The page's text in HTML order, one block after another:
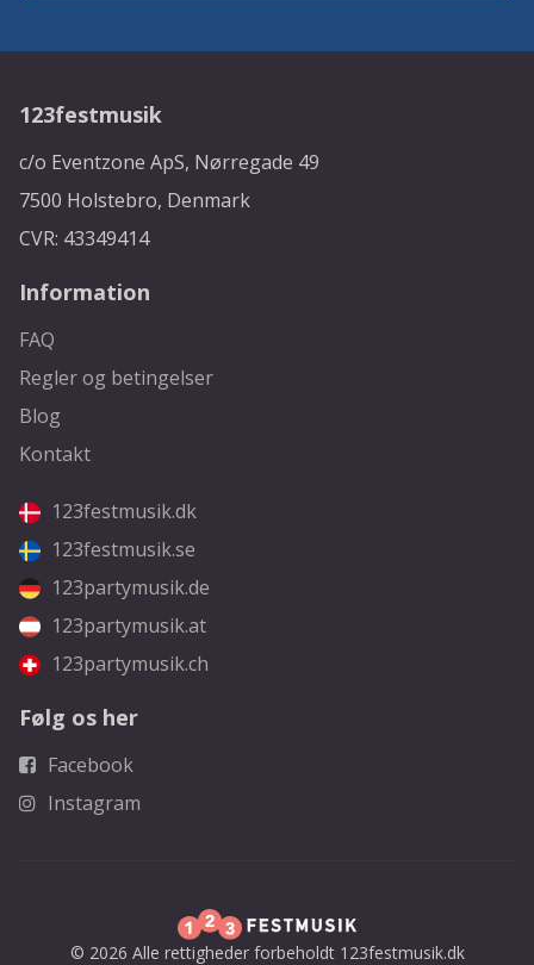
123festmusik
c/o Eventzone ApS, Nørregade 49
7500 Holstebro, Denmark
CVR: 43349414
Information
FAQ
Regler og betingelser
Blog
Kontakt
123festmusik.dk
123festmusik.se
123partymusik.de
123partymusik.at
123partymusik.ch
Følg os her
Facebook
Instagram
© 2026 Alle rettigheder forbeholdt 123festmusik.dk